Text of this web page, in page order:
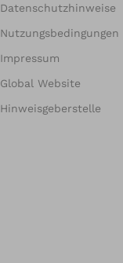
Datenschutzhinweise
Nutzungsbedingungen
Impressum
Global Website
Hinweisgeberstelle